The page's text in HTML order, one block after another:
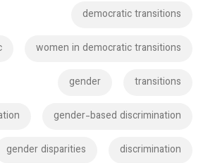
democratic transitions
women in democratic transitions
transitions
gender
gender-based discrimination
discrimination
gender disparities